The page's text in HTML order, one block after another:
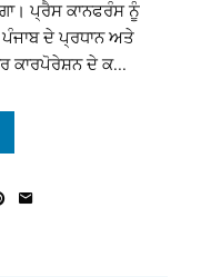
ਪ੍ਰੈਸ ਕਾਨਫਰੰਸ ਨੂੰ
ਦੇ ਪ੍ਰਧਾਨ ਅਤੇ
ਕਾਰਪੋਰੇਸ਼ਨ ਦੇ ਕ...